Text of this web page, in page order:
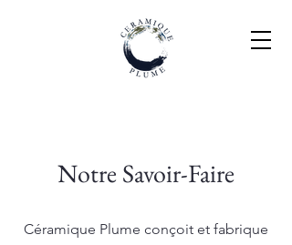
Notre Savoir-Faire
Céramique Plume conçoit et fabrique